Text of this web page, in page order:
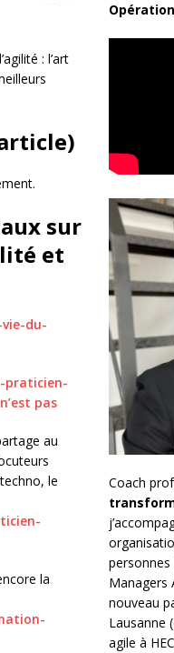
: l’art
sur
et
du-
praticien-
pas
au
le
la
Coach
personnes
Managers
nouveau
Lausanne
agile à